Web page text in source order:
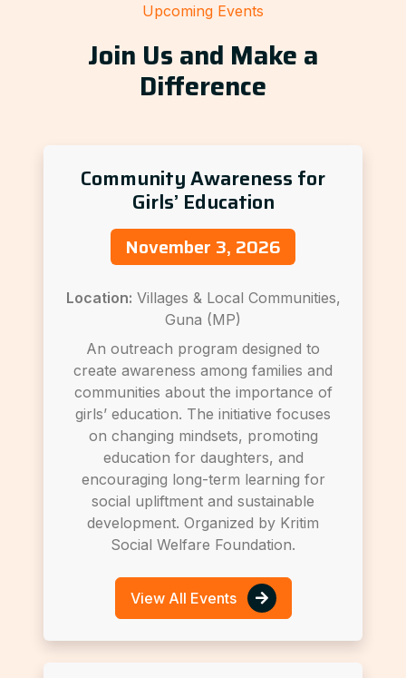
Upcoming Events
Join Us and Make a
Difference
Community Awareness for
Girls’ Education
November 3, 2026
Location: Villages & Local Communities,
Guna (MP)
An outreach program designed to
create awareness among families and
communities about the importance of
girls’ education. The initiative focuses
on changing mindsets, promoting
education for daughters, and
encouraging long-term learning for
social upliftment and sustainable
development. Organized by Kritim
Social Welfare Foundation.
View All Events